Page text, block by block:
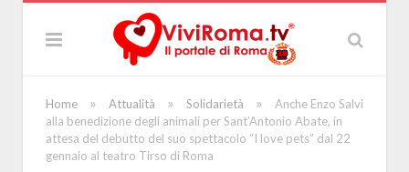
Home » Attualità » Solidarietà »
Anche Enzo Salvi
alla benedizione degli animali per Sant’Antonio Abate, in
attesa del debutto del suo spettacolo “I love pets” dal 22
gennaio al teatro Tirso di Roma